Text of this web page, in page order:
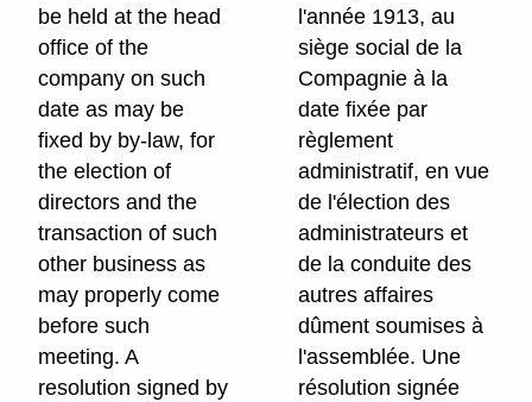
be held at the head
office of the
company on such
date as may be
fixed by by-law, for
the election of
directors and the
transaction of such
other business as
may properly come
before such
meeting. A
resolution signed by
l'année 1913, au
siège social de la
Compagnie à la
date fixée par
règlement
administratif, en vue
de l'élection des
administrateurs et
de la conduite des
autres affaires
dûment soumises à
l'assemblée. Une
résolution signée